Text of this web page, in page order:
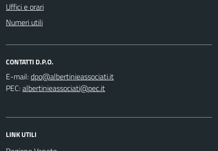
Uffici e orari
Numeri utili
CONTATTI D.P.O.
E-mail:
PEC:
LINK UTILI